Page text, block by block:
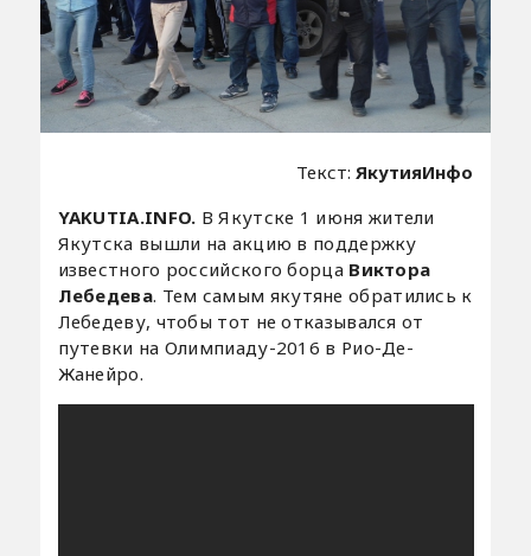
Текст: ЯкутияИнфо
YAKUTIA.INFO. В Якутске 1 июня жители
Якутска вышли на акцию в поддержку
известного российского борца Виктора
Лебедева. Тем самым якутяне обратились к
Лебедеву, чтобы тот не отказывался от
путевки на Олимпиаду-2016 в Рио-Де-
Жанейро.